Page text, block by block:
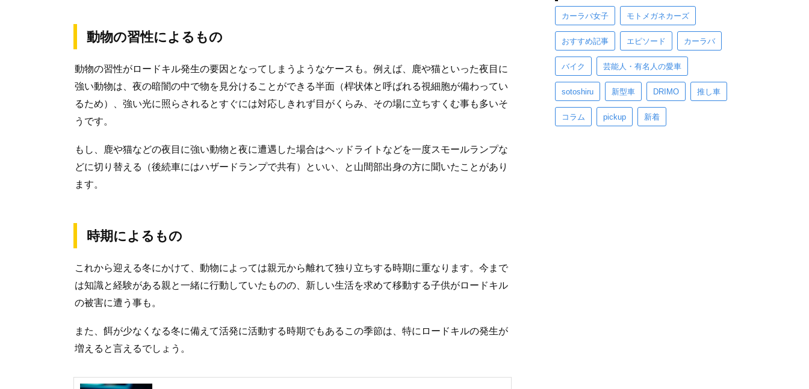
動物の習性によるもの
動物の習性がロードキル発生の要因となってしまうようなケースも。例えば、鹿や猫といった夜目に
強い動物は、夜の暗闇の中で物を見分けることができる半面（桿状体と呼ばれる視細胞が備わってい
るため）、強い光に照らされるとすぐには対応しきれず目がくらみ、その場に立ちすくむ事も多いそ
うです。
もし、鹿や猫などの夜目に強い動物と夜に遭遇した場合はヘッドライトなどを一度スモールランプな
どに切り替える（後続車にはハザードランプで共有）といい、と山間部出身の方に聞いたことがあり
ます。
時期によるもの
これから迎える冬にかけて、動物によっては親元から離れて独り立ちする時期に重なります。今まで
は知識と経験がある親と一緒に行動していたものの、新しい生活を求めて移動する子供がロードキル
の被害に遭う事も。
また、餌が少なくなる冬に備えて活発に活動する時期でもあるこの季節は、特にロードキルの発生が
増えると言えるでしょう。
カーラバ女子 モトメガネカーズ
おすすめ記事 エピソード カーラバ
バイク 芸能人・有名人の愛車
sotoshiru 新型車 DRIMO 推し車
コラム pickup 新着